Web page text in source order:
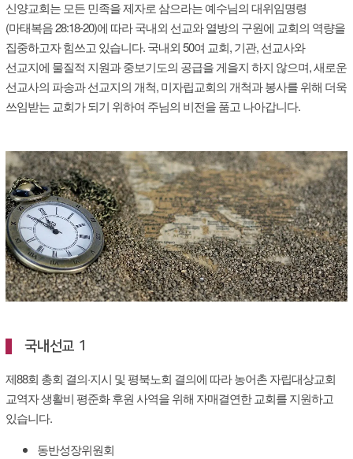
신양교회는 모든 민족을 제자로 삼으라는 예수님의 대위임명령
(마태복음 28:18-20)에 따라 국내외 선교와 열방의 구원에 교회의 역량을
집중하고자 힘쓰고 있습니다. 국내외 50여 교회, 기관, 선교사와
선교지에 물질적 지원과 중보기도의 공급을 게을지 하지 않으며, 새로운
선교사의 파송과 선교지의 개척, 미자립교회의 개척과 봉사를 위해 더욱
쓰임받는 교회가 되기 위하여 주님의 비전을 품고 나아갑니다.
국내선교 1
제88회 총회 결의·지시 및 평북노회 결의에 따라 농어촌 자립대상교회
교역자 생활비 평준화 후원 사역을 위해 자매결연한 교회를 지원하고
있습니다.
동반성장위원회